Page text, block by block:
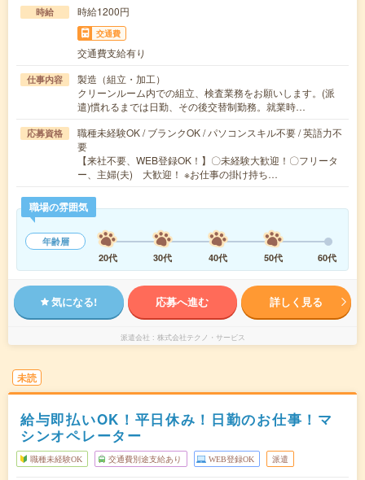
時給 時給1200円
交通費
交通費支給有り
仕事内容
製造（組立・加工）
クリーンルーム内での組立、検査業務をお願いします。(派
遣)慣れるまでは日勤、その後交替制勤務。就業時…
応募資格
職種未経験OK / ブランクOK / パソコンスキル不要 / 英語力不
要
【来社不要、WEB登録OK！】〇未経験大歓迎！〇フリータ
ー、主婦(夫) 大歓迎！ ※お仕事の掛け持ち…
職場の雰囲気
年齢層
20代
30代 40代 50代 60代
気になる! 応募へ進む 詳しく見る
派遣会社 株式会社テクノ・サービス
未読
給与即払いOK！平日休み！日勤のお仕事！マ
シンオペレーター
職種未経験OK 交通費別途支給あり WEB登録OK 派遣